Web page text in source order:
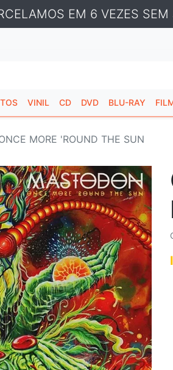
EM 6 VEZES
VINIL CD DVD BLU-RAY
MORE 'ROUND THE SUN